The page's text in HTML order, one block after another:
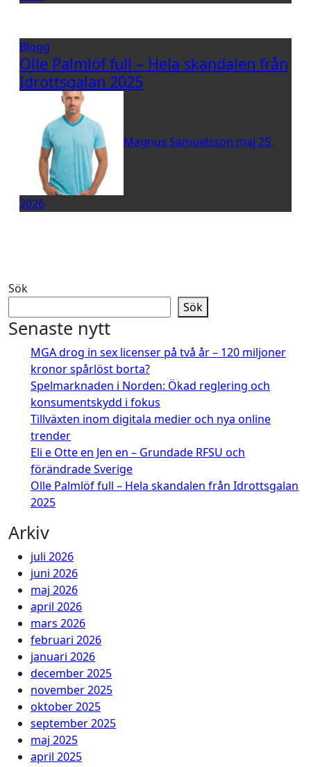
Blogg
Olle Palmlöf full – Hela skandalen från
Idrottsgalan 2025
Magnus Samuelsson maj 25,
2026
Sök
Sök
Senaste nytt
MGA drog in sex licenser på två år – 120 miljoner
kronor spårlöst borta?
Spelmarknaden i Norden: Ökad reglering och
konsumentskydd i fokus
Tillväxten inom digitala medier och nya online
trender
Eli e Otte en Jen en – Grundade RFSU och
förändrade Sverige
Olle Palmlöf full – Hela skandalen från Idrottsgalan
2025
Arkiv
juli 2026
juni 2026
maj 2026
april 2026
mars 2026
februari 2026
januari 2026
december 2025
november 2025
oktober 2025
september 2025
maj 2025
april 2025